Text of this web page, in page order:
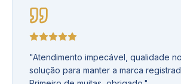
"Atendimento impecável, qualidade
solução para manter a marca